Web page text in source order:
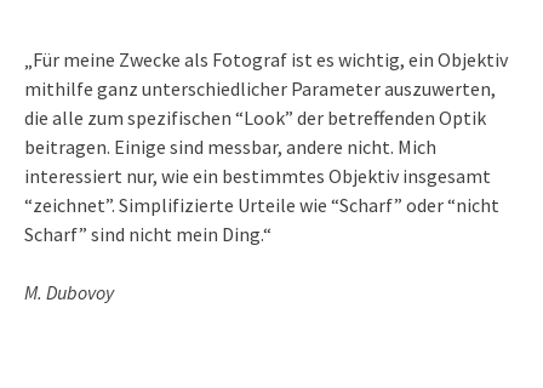
„Für meine Zwecke als Fotograf ist es wichtig, ein Objektiv
mithilfe ganz unterschiedlicher Parameter auszuwerten,
die alle zum spezifischen “Look” der betreffenden Optik
beitragen. Einige sind messbar, andere nicht. Mich
interessiert nur, wie ein bestimmtes Objektiv insgesamt
“zeichnet”. Simplifizierte Urteile wie “Scharf” oder “nicht
Scharf” sind nicht mein Ding.“
M. Dubovoy